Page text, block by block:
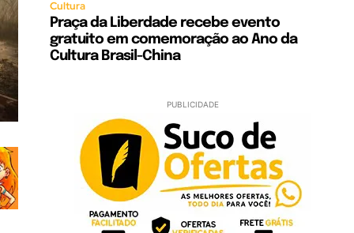
Cultura
Praça da Liberdade recebe evento
gratuito em comemoração ao Ano da
Cultura Brasil-China
PUBLICIDADE